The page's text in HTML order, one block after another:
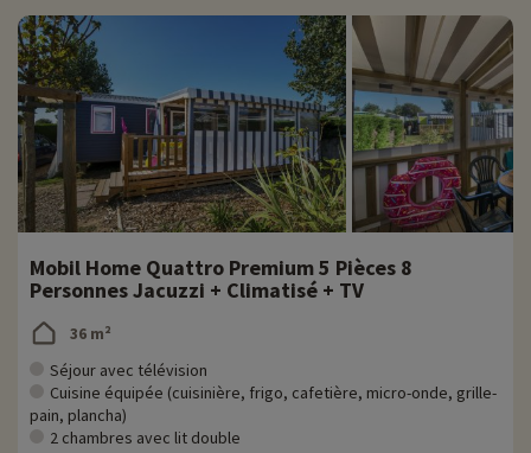
Mobil Home Quattro Premium 5 Pièces 8
Personnes Jacuzzi + Climatisé + TV
36 m²
Séjour avec télévision
Cuisine équipée (cuisinière, frigo, cafetière, micro-onde, grille-
pain, plancha)
2 chambres avec lit double